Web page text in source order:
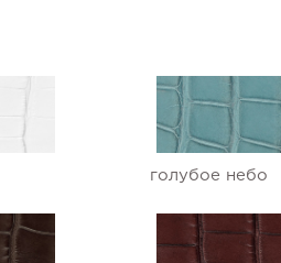
голубое небо